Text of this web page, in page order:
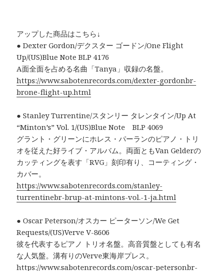
アップした商品はこちら↓
● Dexter Gordon/デクスター ゴードン/One Flight
Up/(US)Blue Note BLP 4176
A面全面を占める名曲「Tanya」収録の名盤。
https://www.sabotenrecords.com/dexter-gordonbr-
brone-flight-up.html
● Stanley Turrentine/スタンリー タレンタイン/Up At
“Minton’s” Vol. 1/(US)Blue Note BLP 4069
グラント・グリーンにホレス・パーランのピアノ・トリ
オを従えた好ライブ・アルバム。両面ともVan Gelderの
カッティングを表す「RVG」刻印有り、コーティング・
カバー。
https://www.sabotenrecords.com/stanley-
turrentinebr-brup-at-mintons-vol.-1-ja.html
● Oscar Peterson/オスカー ピーターソン/We Get
Requests/(US)Verve V-8606
彼を代表するピアノ トリオ名盤。高音質盤としても有名
な人気盤。溝有りのVerve東海岸プレス。
https://www.sabotenrecords.com/oscar-petersonbr-